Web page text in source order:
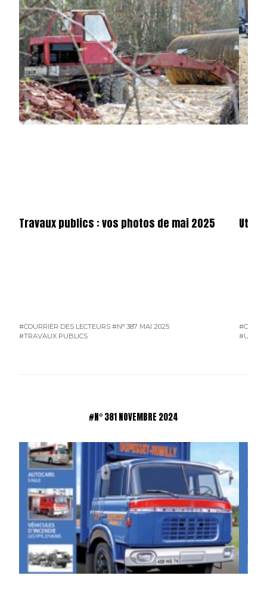
Travaux publics : vos photos de mai 2025
#COURRIER DES LECTEURS #N° 387 MAI 2025
#TRAVAUX PUBLICS
#N° 381 NOVEMBRE 2024